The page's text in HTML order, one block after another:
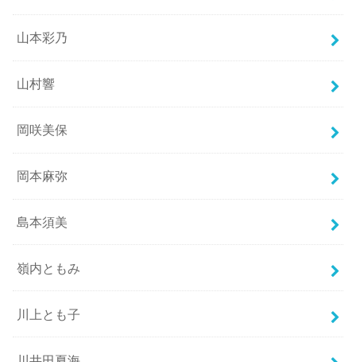
山本彩乃
山村響
岡咲美保
岡本麻弥
島本須美
嶺内ともみ
川上とも子